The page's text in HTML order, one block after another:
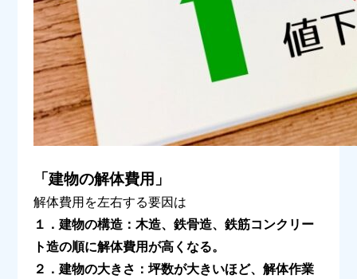
「建物の解体費用」
解体費用を左右する要因は
１．建物の構造：木造、鉄骨造、鉄筋コンクリー
ト造の順に解体費用が高くなる。
２．建物の大きさ：坪数が大きいほど、解体作業